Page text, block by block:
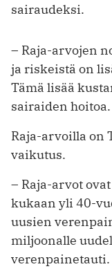
sairaudeksi.
– Raja-arvojen
ja riskeistä on
Tämä lisää
sairaiden hoitoa.
Raja-arvoilla on
vaikutus.
– Raja-arvot
kukaan yli 40-
uusien
miljoonalle
verenpainetauti.